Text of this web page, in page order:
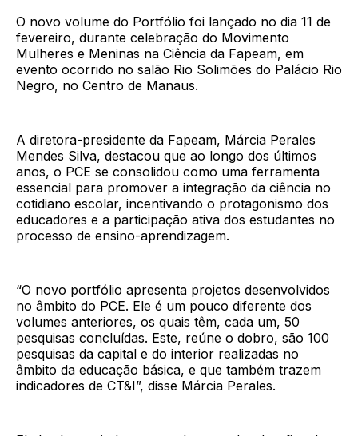
O novo volume do Portfólio foi lançado no dia 11 de
fevereiro, durante celebração do Movimento
Mulheres e Meninas na Ciência da Fapeam, em
evento ocorrido no salão Rio Solimões do Palácio Rio
Negro, no Centro de Manaus.
A diretora-presidente da Fapeam, Márcia Perales
Mendes Silva, destacou que ao longo dos últimos
anos, o PCE se consolidou como uma ferramenta
essencial para promover a integração da ciência no
cotidiano escolar, incentivando o protagonismo dos
educadores e a participação ativa dos estudantes no
processo de ensino-aprendizagem.
“O novo portfólio apresenta projetos desenvolvidos
no âmbito do PCE. Ele é um pouco diferente dos
volumes anteriores, os quais têm, cada um, 50
pesquisas concluídas. Este, reúne o dobro, são 100
pesquisas da capital e do interior realizadas no
âmbito da educação básica, e que também trazem
indicadores de CT&I”, disse Márcia Perales.